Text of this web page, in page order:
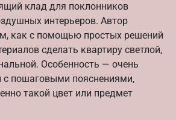
клад для поклонников
интерьеров. Автор
как с помощью простых решений
сделать квартиру светлой,
Особенность — очень
с пошаговыми пояснениями,
такой цвет или предмет